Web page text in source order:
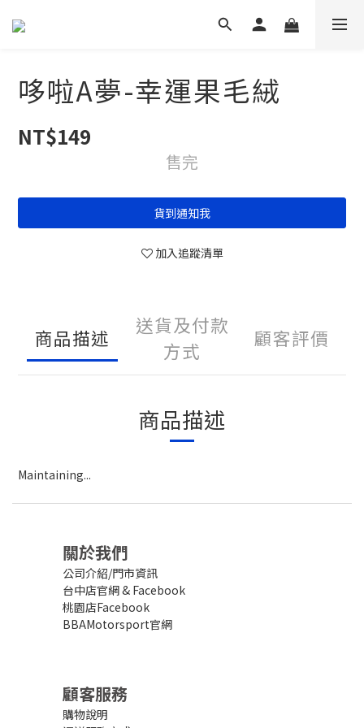
哆啦A夢-幸運果毛絨
NT$149
售完
貨到通知我
加入追蹤清單
商品描述
送貨及付款
方式
顧客評價
商品描述
Maintaining...
關於我們
公司介紹/門市資訊
台中店官網& Facebook
桃園店Facebook
BBAMotorsport官網
顧客服務
購物說明